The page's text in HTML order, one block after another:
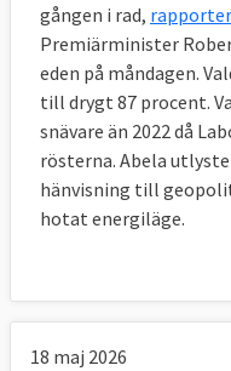
gången i rad,
Premiärminister
eden på måndagen.
till drygt 87 procent.
snävare än 2022 då
rösterna. Abela
hänvisning till
hotat energiläge.
18 maj 2026